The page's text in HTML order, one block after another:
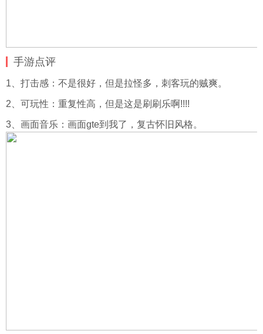
手游点评
1、打击感：不是很好，但是拉怪多，刺客玩的贼爽。
2、可玩性：重复性高，但是这是刷刷乐啊!!!!
3、画面音乐：画面gte到我了，复古怀旧风格。